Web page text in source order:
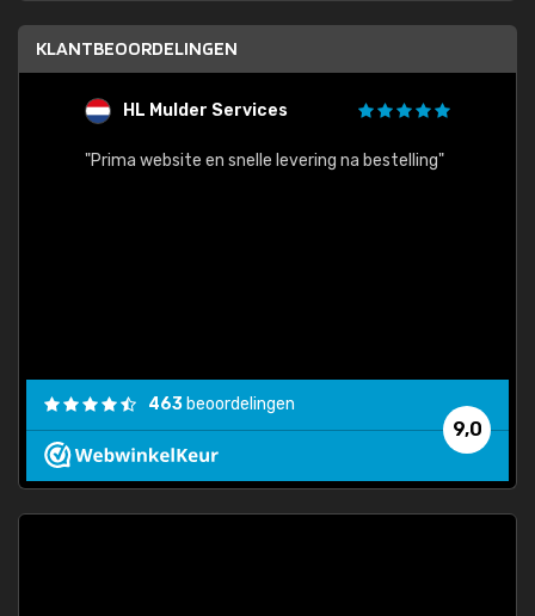
KLANTBEOORDELINGEN
HL Mulder Services
"Prima website en snelle levering na bestelling"
9,0
463 beoordelingen